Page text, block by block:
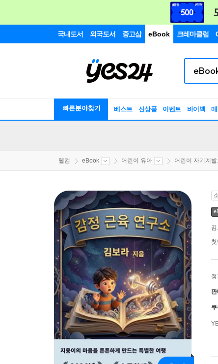
국내도서 외국도서 중고샵 eBook 크레마클럽
빠른분야찾기 베스트 신상품 이벤트 바이백
웰컴 eBook 어린이 유아 어린이 자기계발